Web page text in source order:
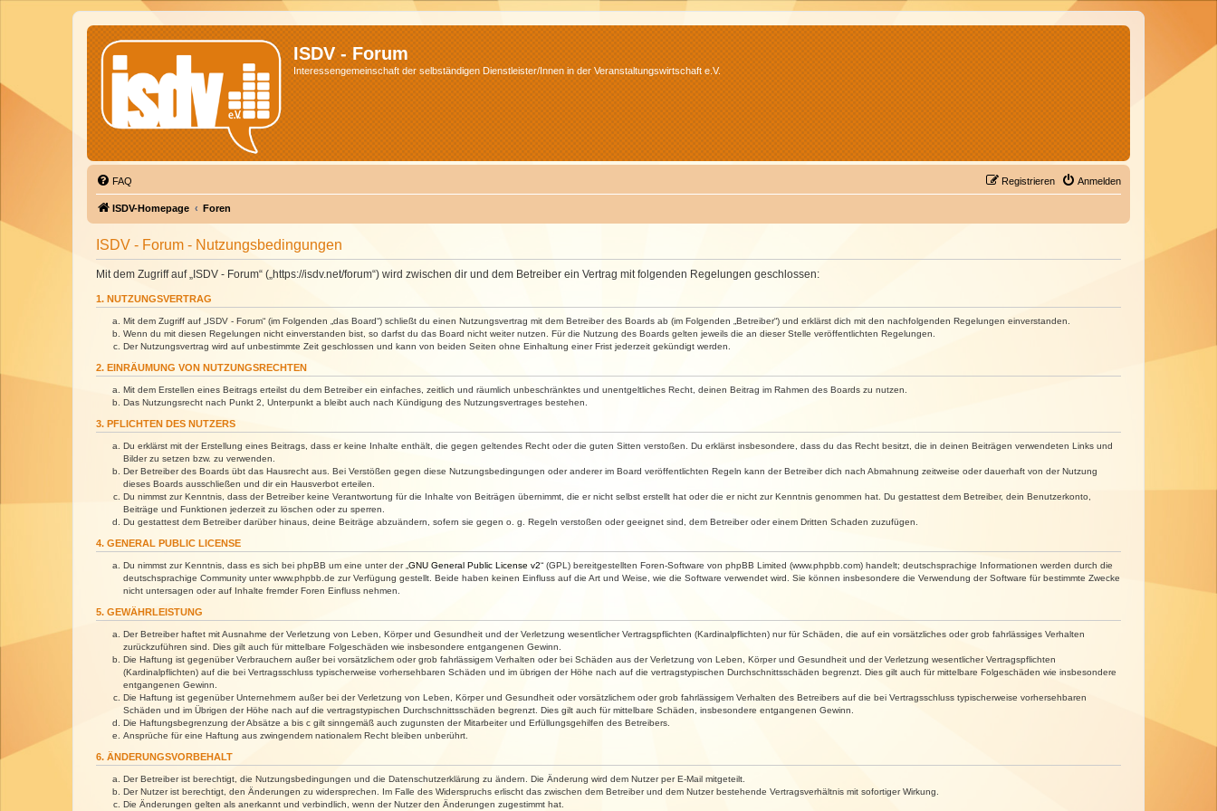
ISDV - Forum
Interessengemeinschaft der selbständigen Dienstleister/Innen in der Veranstaltungswirtschaft e.V.
FAQ Anmelden
Registrieren
ISDV-Homepage Foren
ISDV - Forum - Nutzungsbedingungen
Mit dem Zugriff auf „ISDV - Forum“ („https://isdv.net/forum“) wird zwischen dir und dem Betreiber ein Vertrag mit folgenden Regelungen geschlossen:
1. NUTZUNGSVERTRAG
Mit dem Zugriff auf „ISDV - Forum“ (im Folgenden „das Board“) schließt du einen Nutzungsvertrag mit dem Betreiber des Boards ab (im Folgenden „Betreiber“) und erklärst dich mit den nachfolgenden Regelungen einverstanden.
Wenn du mit diesen Regelungen nicht einverstanden bist, so darfst du das Board nicht weiter nutzen. Für die Nutzung des Boards gelten jeweils die an dieser Stelle veröffentlichten Regelungen.
Der Nutzungsvertrag wird auf unbestimmte Zeit geschlossen und kann von beiden Seiten ohne Einhaltung einer Frist jederzeit gekündigt werden.
2. EINRÄUMUNG VON NUTZUNGSRECHTEN
Mit dem Erstellen eines Beitrags erteilst du dem Betreiber ein einfaches, zeitlich und räumlich unbeschränktes und unentgeltliches Recht, deinen Beitrag im Rahmen des Boards zu nutzen.
Das Nutzungsrecht nach Punkt 2, Unterpunkt a bleibt auch nach Kündigung des Nutzungsvertrages bestehen.
3. PFLICHTEN DES NUTZERS
Du erklärst mit der Erstellung eines Beitrags, dass er keine Inhalte enthält, die gegen geltendes Recht oder die guten Sitten verstoßen. Du erklärst insbesondere, dass du das Recht besitzt, die in deinen Beiträgen verwendeten Links und
Bilder zu setzen bzw. zu verwenden.
Der Betreiber des Boards übt das Hausrecht aus. Bei Verstößen gegen diese Nutzungsbedingungen oder anderer im Board veröffentlichten Regeln kann der Betreiber dich nach Abmahnung zeitweise oder dauerhaft von der Nutzung
dieses Boards ausschließen und dir ein Hausverbot erteilen.
Du nimmst zur Kenntnis, dass der Betreiber keine Verantwortung für die Inhalte von Beiträgen übernimmt, die er nicht selbst erstellt hat oder die er nicht zur Kenntnis genommen hat. Du gestattest dem Betreiber, dein Benutzerkonto,
Beiträge und Funktionen jederzeit zu löschen oder zu sperren.
Du gestattest dem Betreiber darüber hinaus, deine Beiträge abzuändern, sofern sie gegen o. g. Regeln verstoßen oder geeignet sind, dem Betreiber oder einem Dritten Schaden zuzufügen.
4. GENERAL PUBLIC LICENSE
Du nimmst zur Kenntnis, dass es sich bei phpBB um eine unter der „ GNU General Public License v2“ (GPL) bereitgestellten Foren-Software von phpBB Limited (www.phpbb.com) handelt; deutschsprachige Informationen werden durch die
deutschsprachige Community unter www.phpbb.de zur Verfügung gestellt. Beide haben keinen Einfluss auf die Art und Weise, wie die Software verwendet wird. Sie können insbesondere die Verwendung der Software für bestimmte Zwecke
nicht untersagen oder auf Inhalte fremder Foren Einfluss nehmen.
5. GEWÄHRLEISTUNG
Der Betreiber haftet mit Ausnahme der Verletzung von Leben, Körper und Gesundheit und der Verletzung wesentlicher Vertragspflichten (Kardinalpflichten) nur für Schäden, die auf ein vorsätzliches oder grob fahrlässiges Verhalten
zurückzuführen sind. Dies gilt auch für mittelbare Folgeschäden wie insbesondere entgangenen Gewinn.
Die Haftung ist gegenüber Verbrauchern außer bei vorsätzlichem oder grob fahrlässigem Verhalten oder bei Schäden aus der Verletzung von Leben, Körper und Gesundheit und der Verletzung wesentlicher Vertragspflichten
(Kardinalpflichten) auf die bei Vertragsschluss typischerweise vorhersehbaren Schäden und im übrigen der Höhe nach auf die vertragstypischen Durchschnittsschäden begrenzt. Dies gilt auch für mittelbare Folgeschäden wie insbesondere
entgangenen Gewinn.
Die Haftung ist gegenüber Unternehmern außer bei der Verletzung von Leben, Körper und Gesundheit oder vorsätzlichem oder grob fahrlässigem Verhalten des Betreibers auf die bei Vertragsschluss typischerweise vorhersehbaren
Schäden und im Übrigen der Höhe nach auf die vertragstypischen Durchschnittsschäden begrenzt. Dies gilt auch für mittelbare Schäden, insbesondere entgangenen Gewinn.
Die Haftungsbegrenzung der Absätze a bis c gilt sinngemäß auch zugunsten der Mitarbeiter und Erfüllungsgehilfen des Betreibers.
Ansprüche für eine Haftung aus zwingendem nationalem Recht bleiben unberührt.
6. ÄNDERUNGSVORBEHALT
Der Betreiber ist berechtigt, die Nutzungsbedingungen und die Datenschutzerklärung zu ändern. Die Änderung wird dem Nutzer per E-Mail mitgeteilt.
Der Nutzer ist berechtigt, den Änderungen zu widersprechen. Im Falle des Widerspruchs erlischt das zwischen dem Betreiber und dem Nutzer bestehende Vertragsverhältnis mit sofortiger Wirkung.
Die Änderungen gelten als anerkannt und verbindlich, wenn der Nutzer den Änderungen zugestimmt hat.